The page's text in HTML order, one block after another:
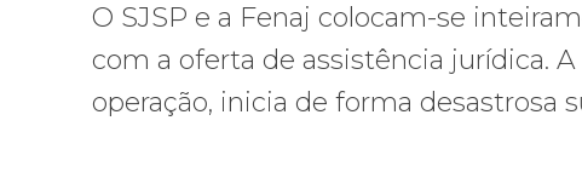
O SJSP e a Fenaj colocam-se
com a oferta de assistência jurídica.
operação, inicia de forma desastrosa